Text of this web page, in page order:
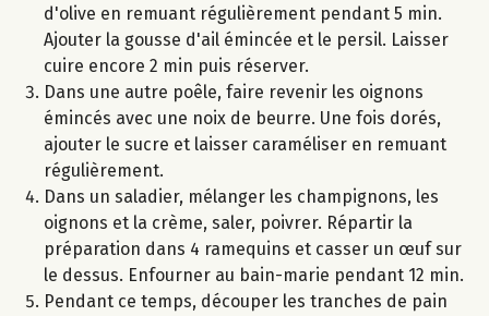
d'olive en remuant régulièrement pendant 5 min.
Ajouter la gousse d'ail émincée et le persil. Laisser
cuire encore 2 min puis réserver.
Dans une autre poêle, faire revenir les oignons
émincés avec une noix de beurre. Une fois dorés,
ajouter le sucre et laisser caraméliser en remuant
régulièrement.
Dans un saladier, mélanger les champignons, les
oignons et la crème, saler, poivrer. Répartir la
préparation dans 4 ramequins et casser un œuf sur
le dessus. Enfourner au bain-marie pendant 12 min.
Pendant ce temps, découper les tranches de pain